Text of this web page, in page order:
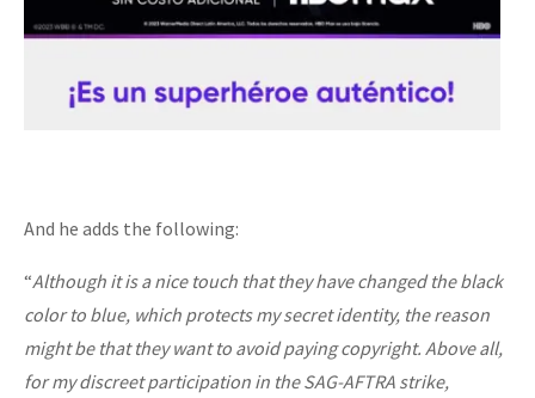
And he adds the following:
“Although it is a nice touch that they have changed the black
color to blue, which protects my secret identity, the reason
might be that they want to avoid paying copyright. Above all,
for my discreet participation in the SAG-AFTRA strike,